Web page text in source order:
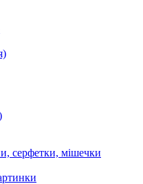
серфетки, мішечки